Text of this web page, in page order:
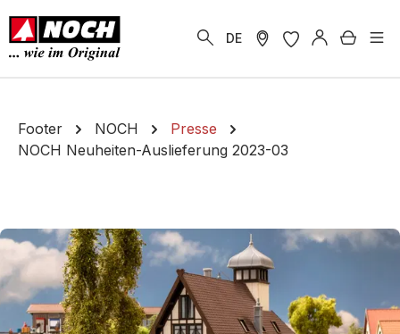
springen
DE
Footer NOCH
Presse
NOCH Neuheiten-Auslieferung 2023-03